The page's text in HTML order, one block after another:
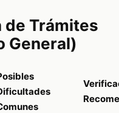
de Trámites
General)